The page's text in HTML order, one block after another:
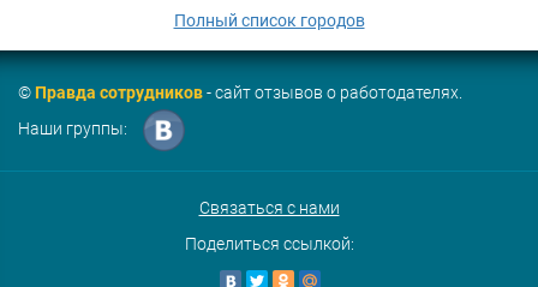
Полный список городов
©Правда сотрудников- сайт отзывов о работодателях.
Наши группы:
Связаться с нами
Поделиться ссылкой: